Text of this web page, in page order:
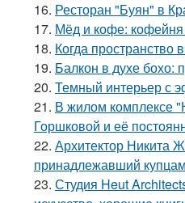
16. Ресторан "Буян" в
17. Мёд и кофе: кофейня
18. Когда пространство
19. Балкон в духе бохо:
20. Темный интерьер с
21. В жилом комплексе
Горшковой и её
22. Архитектор Никита
принадлежавший
23. Студия Heut